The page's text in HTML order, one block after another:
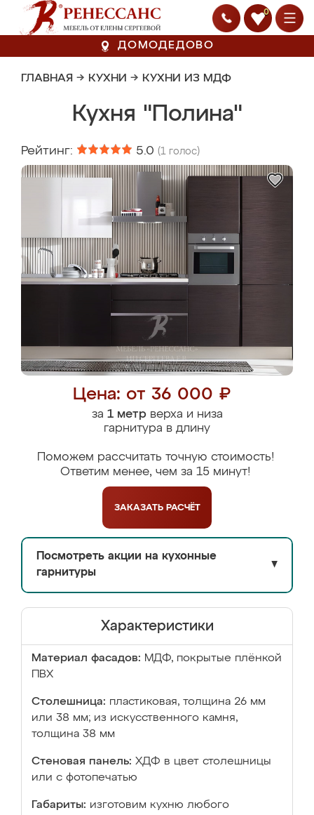
0
ДОМОДЕДОВО
ГЛАВНАЯ → КУХНИ → КУХНИ ИЗ МДФ
Кухня "Полина"
Рейтинг: 5.0 (1 голос)
Цена: от 36 000 ₽
за 1 метрверха и низа
гарнитура в длину
Поможем рассчитать точную стоимость!
Ответим менее, чем за 15 минут!
ЗАКАЗАТЬ РАСЧЁТ
Посмотреть акции на кухонные
гарнитуры
▼
Характеристики
Материал фасадов: МДФ, покрытые плёнкой
ПВХ
Столешница: пластиковая, толщина 26 мм
или 38 мм; из искусственного камня,
толщина 38 мм
Стеновая панель: ХДФ в цвет столешницы
или с фотопечатью
Габариты: изготовим кухню любого